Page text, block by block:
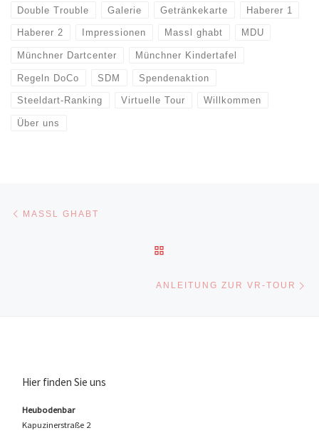
Double Trouble Galerie Getränkekarte Haberer 1
Haberer 2 Impressionen Massl ghabt MDU
Münchner Dartcenter Münchner Kindertafel
Regeln DoCo SDM Spendenaktion
Steeldart-Ranking Virtuelle Tour Willkommen
Über uns
Beitragsnavigation
MASSL GHABT
ANLEITUNG ZUR VR-TOUR
Hier finden Sie uns
Heubodenbar
Kapuzinerstraße 2